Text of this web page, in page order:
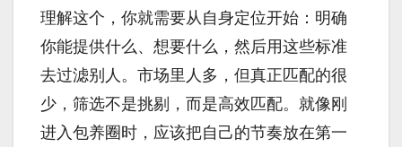
理解这个，你就需要从自身定位开始：明确
你能提供什么、想要什么，然后用这些标准
去过滤别人。市场里人多，但真正匹配的很
少，筛选不是挑剔，而是高效匹配。就像刚
进入包养圈时，应该把自己的节奏放在第一